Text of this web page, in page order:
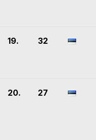
19. 32
20. 27